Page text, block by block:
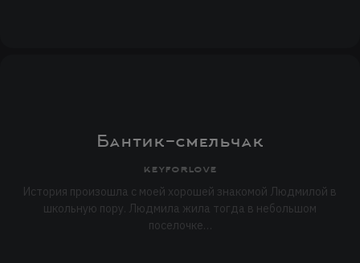
Бантик-смельчак
keyforlove
История произошла с моей хорошей знакомой Людмилой в
школьную пору. Людмила жила тогда в небольшом
поселочке…